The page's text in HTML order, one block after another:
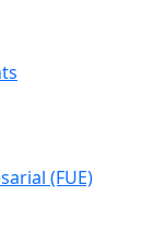
(FUE)